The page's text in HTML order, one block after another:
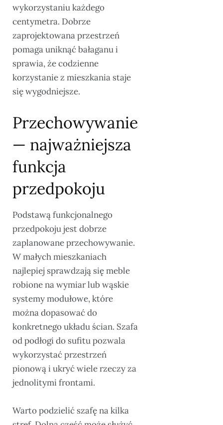
wykorzystaniu każdego
centymetra. Dobrze
zaprojektowana przestrzeń
pomaga uniknąć bałaganu i
sprawia, że codzienne
korzystanie z mieszkania staje
się wygodniejsze.
Przechowywanie
— najważniejsza
funkcja
przedpokoju
Podstawą funkcjonalnego
przedpokoju jest dobrze
zaplanowane przechowywanie.
W małych mieszkaniach
najlepiej sprawdzają się meble
robione na wymiar lub wąskie
systemy modułowe, które
można dopasować do
konkretnego układu ścian. Szafa
od podłogi do sufitu pozwala
wykorzystać przestrzeń
pionową i ukryć wiele rzeczy za
jednolitymi frontami.
Warto podzielić szafę na kilka